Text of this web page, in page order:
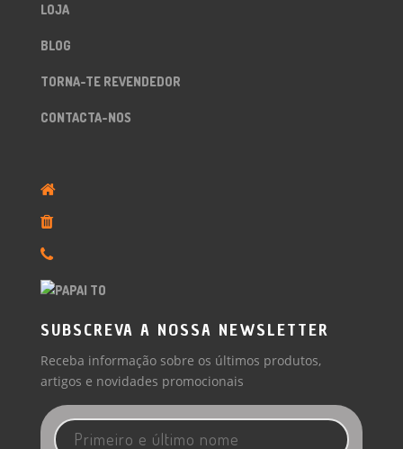
LOJA
BLOG
TORNA-TE REVENDEDOR
CONTACTA-NOS
SUBSCREVA A NOSSA NEWSLETTER
Receba informação sobre os últimos produtos,
artigos e novidades promocionais